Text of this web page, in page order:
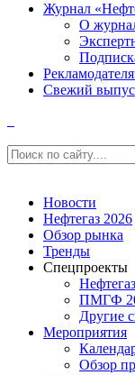
Журнал
О
Свежий
Новости
Нефтегаз 2026
Обзор рынка
Тренды
Спецпроекты
ПМГФ
Другие
Мероприятия
Обзор